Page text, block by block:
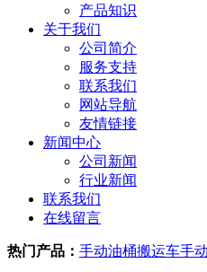
产品知识
关于我们
公司简介
服务支持
联系我们
网站导航
友情链接
新闻中心
公司新闻
行业新闻
联系我们
在线留言
热门产品： 手动油桶搬运车手